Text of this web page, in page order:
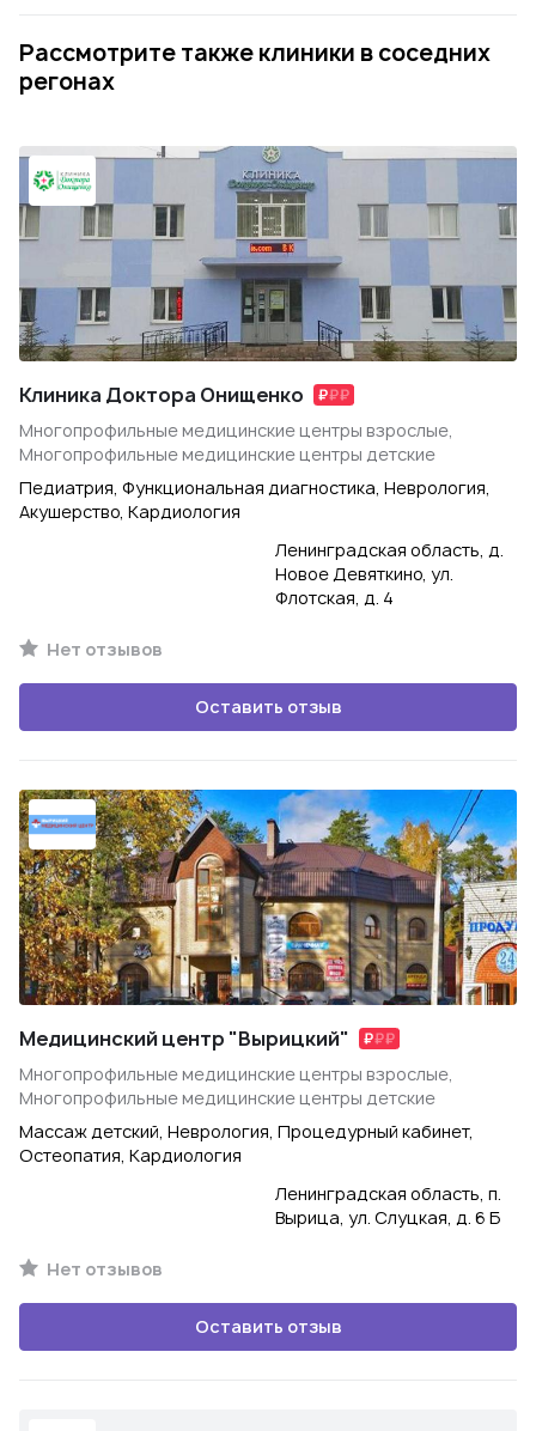
Рассмотрите также клиники в соседних
регонах
Клиника Доктора Онищенко
Многопрофильные медицинские центры взрослые,
Многопрофильные медицинские центры детские
Педиатрия, Функциональная диагностика, Неврология,
Акушерство, Кардиология
Ленинградская область, д.
Новое Девяткино, ул.
Флотская, д. 4
Нет отзывов
Оставить отзыв
Медицинский центр "Вырицкий"
Многопрофильные медицинские центры взрослые,
Многопрофильные медицинские центры детские
Массаж детский, Неврология, Процедурный кабинет,
Остеопатия, Кардиология
Ленинградская область, п.
Вырица, ул. Слуцкая, д. 6 Б
Нет отзывов
Оставить отзыв